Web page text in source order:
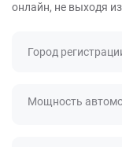
онлайн, не выходя
Город
Мощность